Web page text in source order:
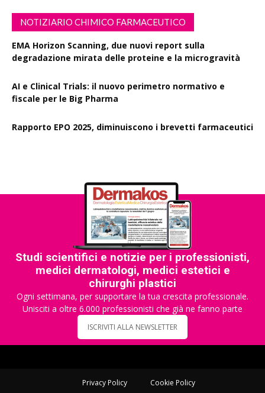
NOTIZIARIO CHIMICO FARMACEUTICO
EMA Horizon Scanning, due nuovi report sulla
degradazione mirata delle proteine e la microgravità
AI e Clinical Trials: il nuovo perimetro normativo e
fiscale per le Big Pharma
Rapporto EPO 2025, diminuiscono i brevetti farmaceutici
Studi scientifici e notizie per i professionisti,
medici dermatologi, medici estetici e
chirurghi plastici
Ogni settimana, per supportare la tua crescita professionale.
Unisciti a oltre 6.000 professionisti che già ne fanno parte
ISCRIVITI ALLA NEWSLETTER
Privacy Policy Cookie Policy